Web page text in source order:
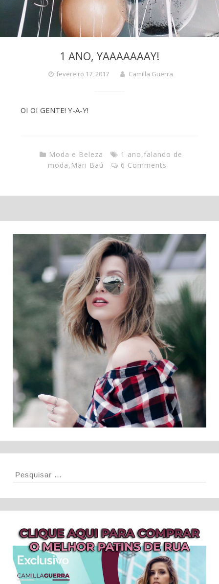
1 ANO, YAAAAAAAY!
fevereiro 17, 2017 Camilla Guerra
OI OI GENTE! Y-A-Y!
Moda e Beleza 1 ano,falando de
moda, Mari Baú 6 Comments